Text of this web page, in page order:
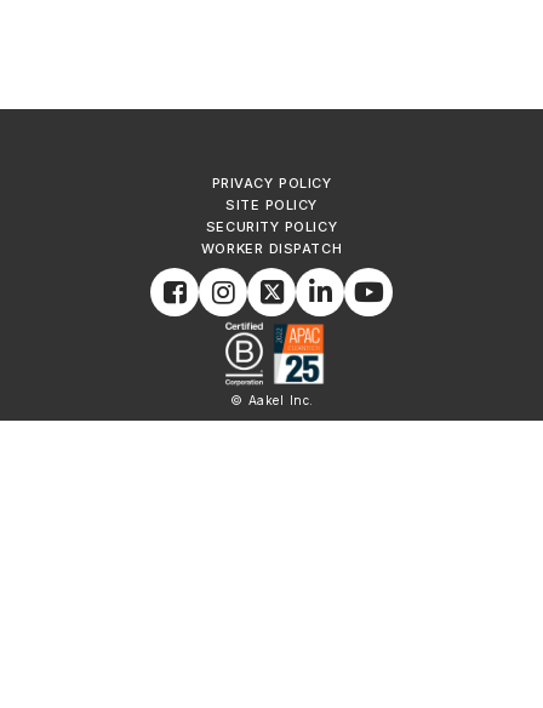
PRIVACY POLICY
SITE POLICY
SECURITY POLICY
WORKER DISPATCH
© Aakel Inc.